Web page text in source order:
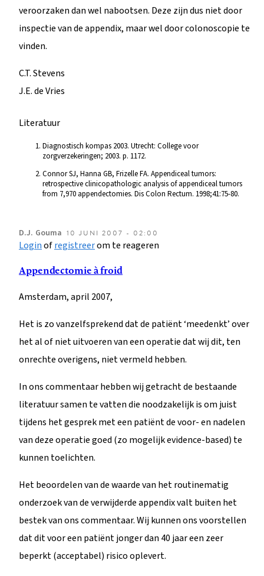
veroorzaken dan wel nabootsen. Deze zijn dus niet door
inspectie van de appendix, maar wel door colonoscopie te
vinden.
C.T. Stevens
J.E. de Vries
Literatuur
Diagnostisch kompas 2003. Utrecht: College voor
zorgverzekeringen; 2003. p. 1172.
Connor SJ, Hanna GB, Frizelle FA. Appendiceal tumors:
retrospective clinicopathologic analysis of appendiceal tumors
from 7,970 appendectomies. Dis Colon Rectum. 1998;41:75-80.
D.J. Gouma 10 JUNI 2007 - 02:00
Loginofregistreerom te reageren
Appendectomie à froid
Amsterdam, april 2007,
Het is zo vanzelfsprekend dat de patiënt ‘meedenkt’ over
het al of niet uitvoeren van een operatie dat wij dit, ten
onrechte overigens, niet vermeld hebben.
In ons commentaar hebben wij getracht de bestaande
literatuur samen te vatten die noodzakelijk is om juist
tijdens het gesprek met een patiënt de voor- en nadelen
van deze operatie goed (zo mogelijk evidence-based) te
kunnen toelichten.
Het beoordelen van de waarde van het routinematig
onderzoek van de verwijderde appendix valt buiten het
bestek van ons commentaar. Wij kunnen ons voorstellen
dat dit voor een patiënt jonger dan 40 jaar een zeer
beperkt (acceptabel) risico oplevert.